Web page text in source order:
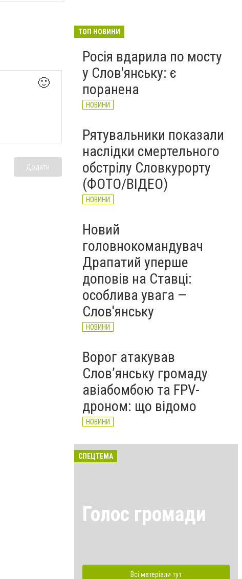
🙂
Додати
онлайн-акція до Дня молоді
Вчора
ТОП НОВИНИ
Росія вдарила по мосту
у Слов'янську: є
поранена
НОВИНИ
Рятувальники показали
наслідки смертельного
обстрілу Словкурорту
(ФОТО/ВІДЕО)
НОВИНИ
Новий
головнокомандувач
Драпатий уперше
доповів на Ставці:
особлива увага —
Слов'янську
НОВИНИ
Ворог атакував
Слов’янську громаду
авіабомбою та FPV-
дроном: що відомо
НОВИНИ
СПЕЦТЕМА
Голос громади
Всі матеріали тут